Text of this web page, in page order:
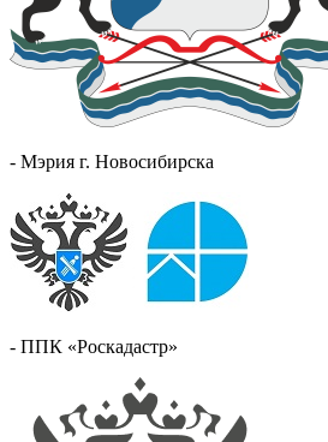
- Мэрия г. Новосибирска
- ППК «Роскадастр»